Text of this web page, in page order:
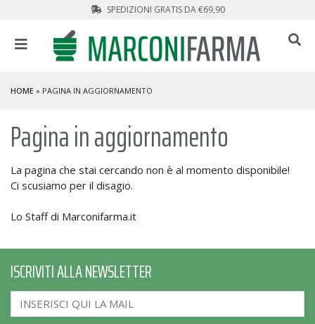
SPEDIZIONI GRATIS DA €69,90
HOME » PAGINA IN AGGIORNAMENTO
Pagina in aggiornamento
La pagina che stai cercando non è al momento disponibile!
Ci scusiamo per il disagio.
Lo Staff di Marconifarma.it
ISCRIVITI ALLA NEWSLETTER